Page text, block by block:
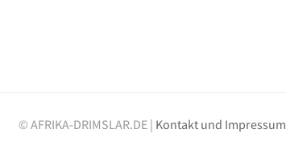
© AFRIKA-DRIMSLAR.DE | Kontakt und Impressum